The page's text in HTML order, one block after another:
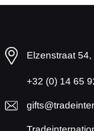
Elzenstraat
+32 (0) 14 65